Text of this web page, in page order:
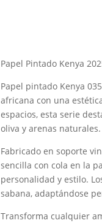
Papel Pintado Kenya
Papel pintado Kenya
africana con una
espacios, esta serie
oliva y arenas naturales.
Fabricado en soporte
sencilla con cola en la
personalidad y estilo.
sabana, adaptándose
Transforma cualquier